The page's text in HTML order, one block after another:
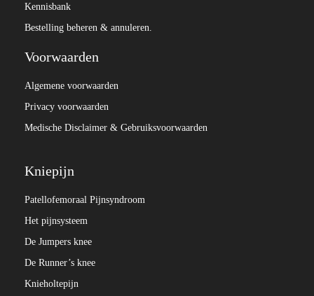
Kennisbank
Bestelling beheren & annuleren.
Voorwaarden
Algemene voorwaarden
Privacy voorwaarden
Medische Disclaimer & Gebruiksvoorwaarden
Kniepijn
Patellofemoraal Pijnsyndroom
Het pijnsysteem
De Jumpers knee
De Runner’s knee
Knieholtepijn